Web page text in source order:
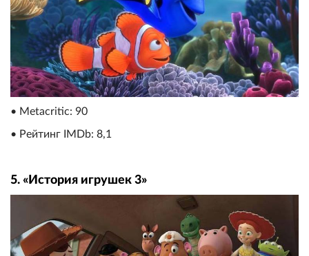
• Metacritic: 90
• Рейтинг IMDb: 8,1
5. «История игрушек 3»